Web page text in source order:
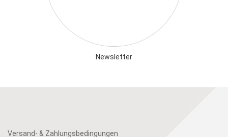
Newsletter
Versand- & Zahlungsbedingungen